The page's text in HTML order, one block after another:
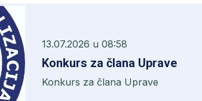
13.07.2026 u 08:58
Konkurs za člana Uprave
Konkurs za člana Uprave